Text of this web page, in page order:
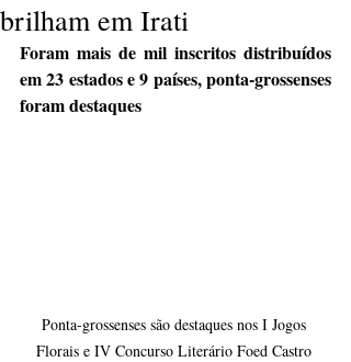
brilham em Irati
Foram mais de mil inscritos distribuídos
em 23 estados e 9 países, ponta-grossenses
foram destaques
Ponta-grossenses são destaques nos I Jogos
Florais e IV Concurso Literário Foed Castro